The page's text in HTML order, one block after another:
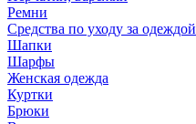
Ремни
Средства по уходу за одеждой
Шапки
Шарфы
Женская одежда
Куртки
Брюки